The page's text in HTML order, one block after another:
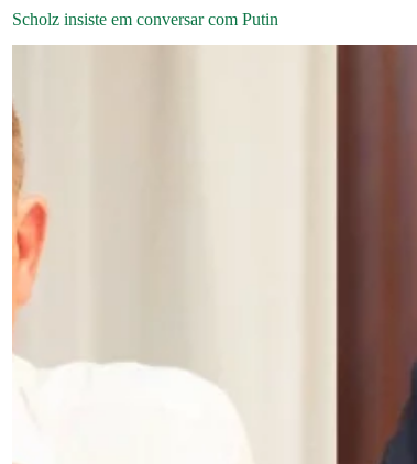
Scholz insiste em conversar com Putin